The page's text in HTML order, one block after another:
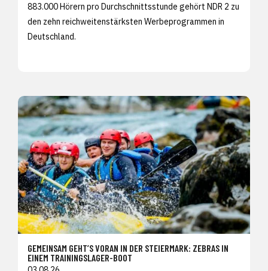
883.000 Hörern pro Durchschnittsstunde gehört NDR 2 zu
den zehn reichweitenstärksten Werbeprogrammen in
Deutschland.
GEMEINSAM GEHT’S VORAN IN DER STEIERMARK: ZEBRAS IN
EINEM TRAININGSLAGER-BOOT